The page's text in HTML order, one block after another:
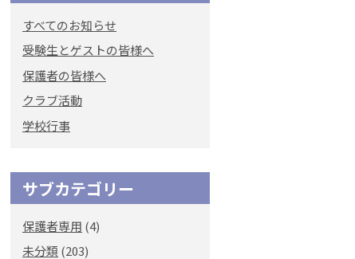
すべてのお知らせ
受験生とゲストの皆様へ
保護者の皆様へ
クラブ活動
学校行事
サブカテゴリー
保護者専用 (4)
未分類 (203)